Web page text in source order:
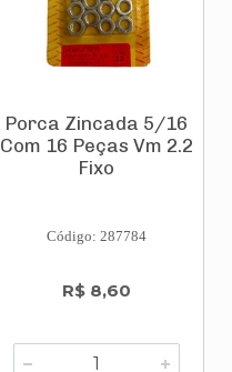
Porca Zincada 5/16
Com 16 Peças Vm 2.2
Fixo
Código: 287784
R$ 8,60